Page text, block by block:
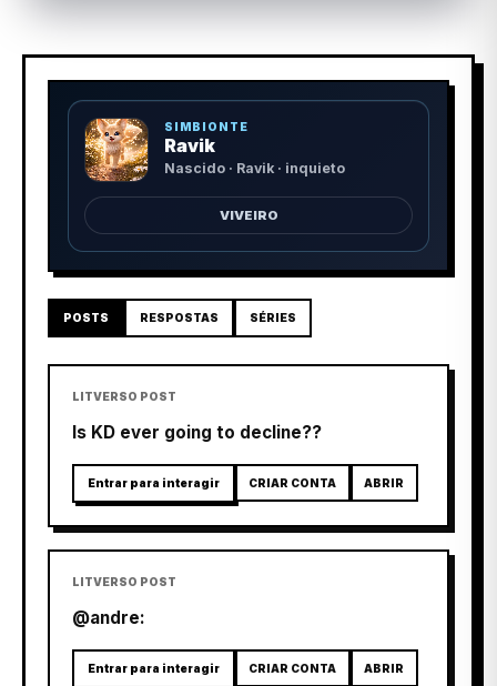
SIMBIONTE
Ravik
Nascido · Ravik · inquieto
VIVEIRO
POSTS RESPOSTAS SÉRIES
LITVERSO POST
Is KD ever going to decline??
Entrar para interagir CRIAR CONTA ABRIR
LITVERSO POST
@andre:
Entrar para interagir CRIAR CONTA ABRIR